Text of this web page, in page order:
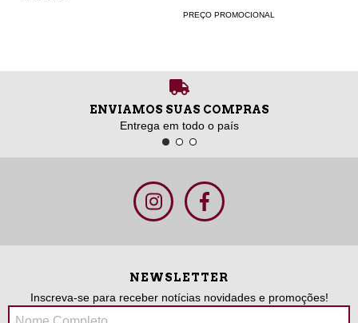
PREÇO PROMOCIONAL
ENVIAMOS SUAS COMPRAS
Entrega em todo o país
NEWSLETTER
Inscreva-se para receber notícias novidades e promoções!